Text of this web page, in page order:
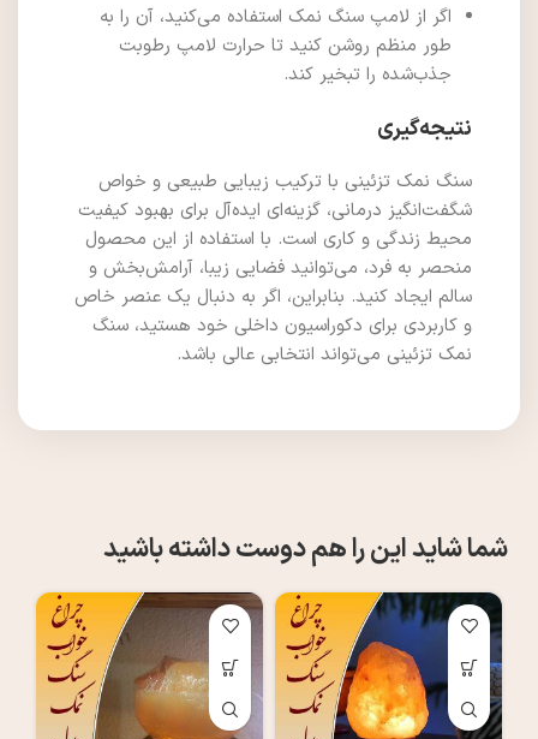
اگر از لامپ سنگ نمک استفاده می‌کنید، آن را به
طور منظم روشن کنید تا حرارت لامپ رطوبت
جذب‌شده را تبخیر کند.
نتیجه‌گیری
سنگ نمک تزئینی با ترکیب زیبایی طبیعی و خواص
شگفت‌انگیز درمانی، گزینه‌ای ایده‌آل برای بهبود کیفیت
محیط زندگی و کاری است. با استفاده از این محصول
منحصر به فرد، می‌توانید فضایی زیبا، آرامش‌بخش و
سالم ایجاد کنید. بنابراین، اگر به دنبال یک عنصر خاص
و کاربردی برای دکوراسیون داخلی خود هستید، سنگ
نمک تزئینی می‌تواند انتخابی عالی باشد.
شما شاید این را هم دوست داشته باشید